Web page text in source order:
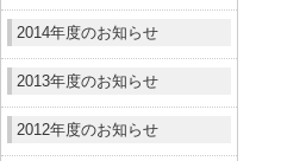
2014年度のお知らせ
2013年度のお知らせ
2012年度のお知らせ